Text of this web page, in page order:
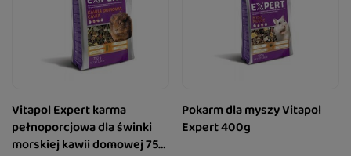
Vitapol Expert karma
pełnoporcjowa dla świnki
morskiej kawii domowej 750
Pokarm dla myszy Vitapol
Expert 400g